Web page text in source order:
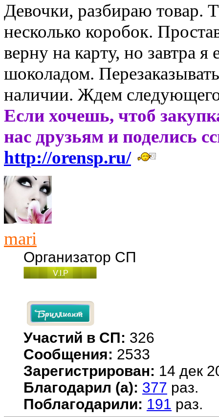
Девочки, разбираю товар.
несколько коробок.
верну на карту, но завтра
шоколадом.
наличии. Ждем
Если хочешь, чтоб
нас друзьям и поделись
http://orensp.ru/
mari
Организатор СП
Участий в СП: 326
Сообщения: 2533
Зарегистрирован: 14 дек
Благодарил (а): 377 раз.
Поблагодарили: 191 раз.